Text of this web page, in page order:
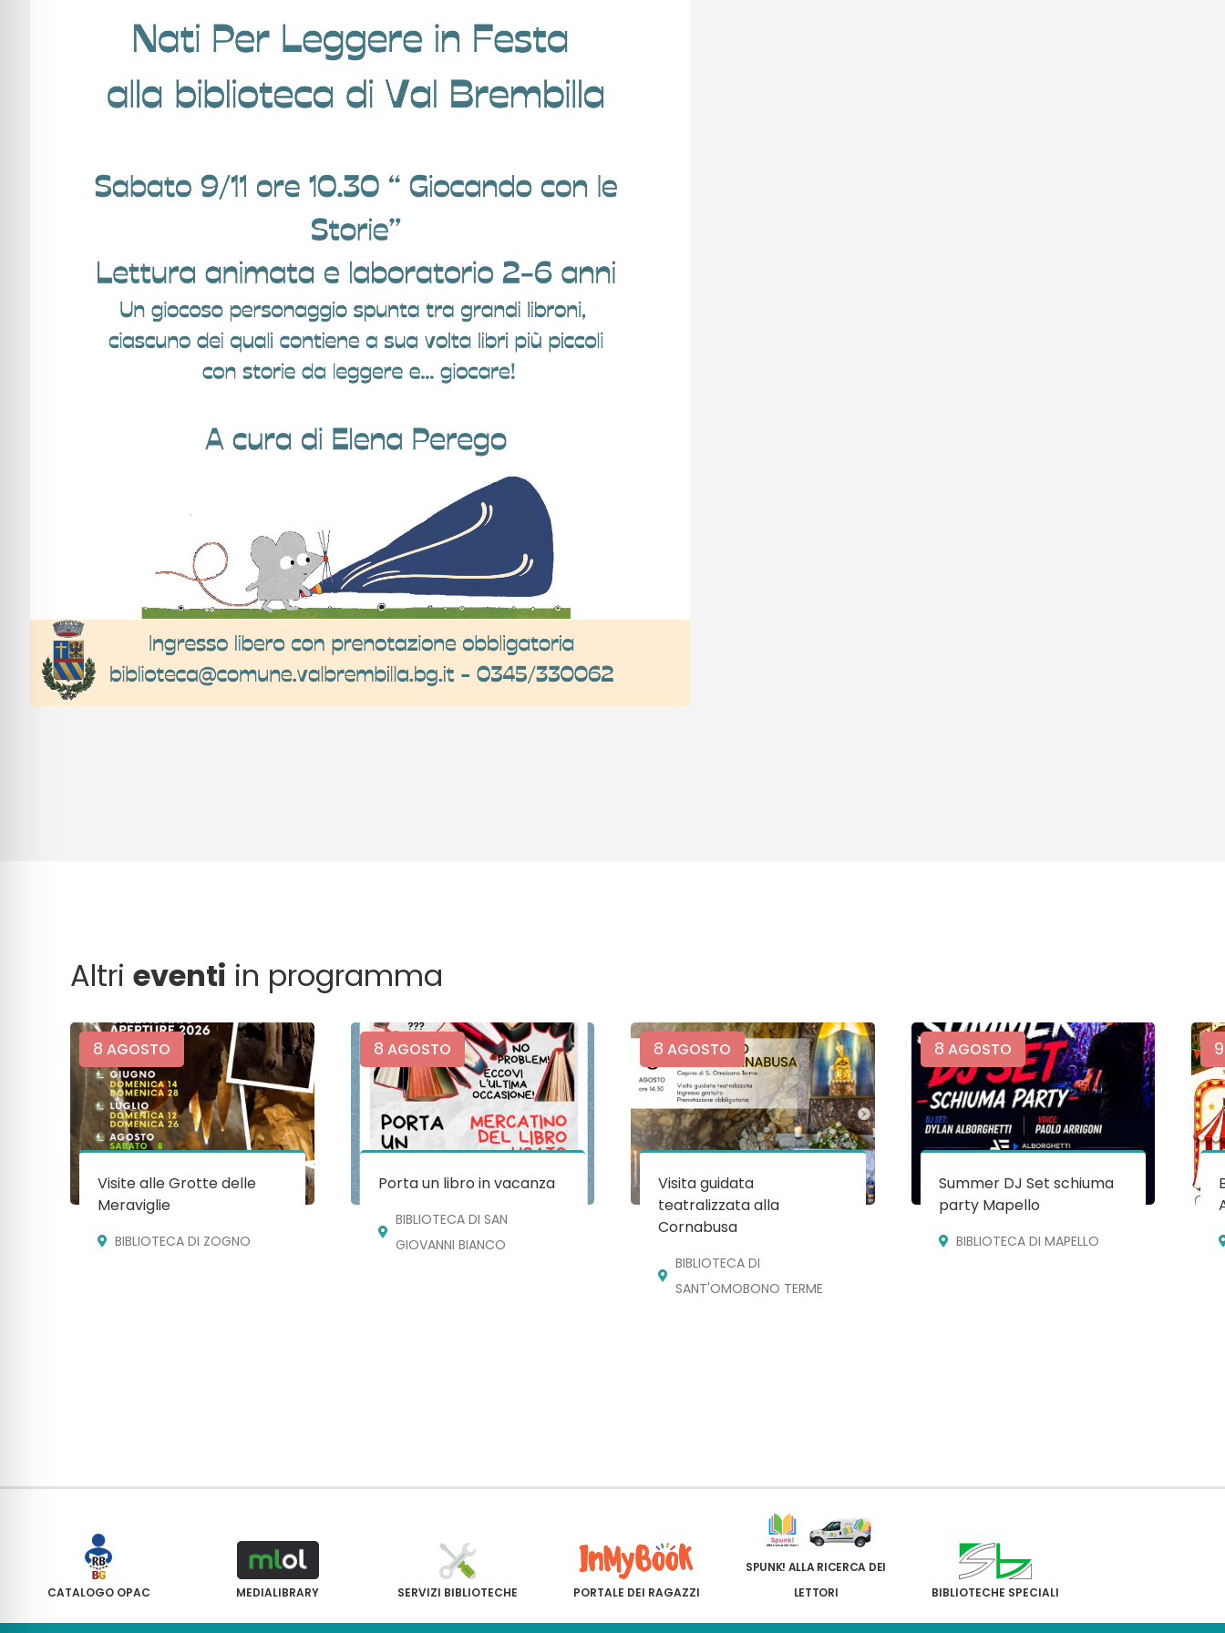
Altrieventi in programma
8 AGOSTO
Visite alle Grotte delle
Meraviglie
BIBLIOTECA DI ZOGNO
8 AGOSTO
Porta un libro in vacanza
BIBLIOTECA DI SAN
GIOVANNI BIANCO
8 AGOSTO
Visita guidata
teatralizzata alla
Cornabusa
BIBLIOTECA DI
SANT'OMOBONO TERME
8 AGOSTO
Summer DJ Set schiuma
party Mapello
BIBLIOTECA DI MAPELLO
9
CATALOGO OPAC MEDIALIBRARY SERVIZI BIBLIOTECHE PORTALE DEI RAGAZZI
SPUNK! ALLA RICERCA DEI
LETTORI
BIBLIOTECHE SPECIALI